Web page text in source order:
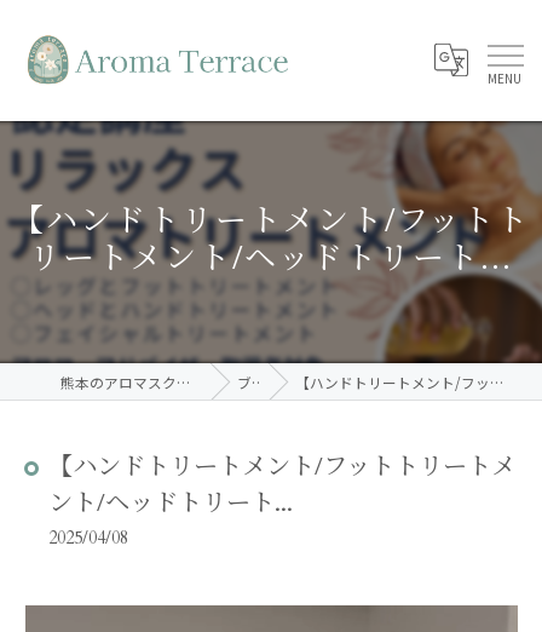
【ハンドトリートメント/フットト
リートメント/ヘッドトリート...
熊本のアロマスクールならAroma Terrace ブログ 【ハンドトリートメント/フットトリートメント/ヘッドトリート...
【ハンドトリートメント/フットトリートメ
ント/ヘッドトリート...
2025/04/08